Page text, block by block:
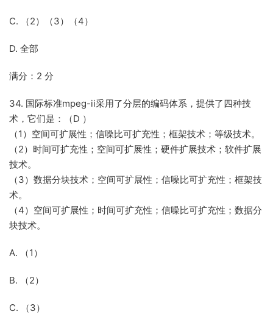
C. （2）（3）（4）
D. 全部
满分：2 分
34. 国际标准mpeg-ii采用了分层的编码体系，提供了四种技
术，它们是：（D ）
（1）空间可扩展性；信噪比可扩充性；框架技术；等级技术。
（2）时间可扩充性；空间可扩展性；硬件扩展技术；软件扩展
技术。
（3）数据分块技术；空间可扩展性；信噪比可扩充性；框架技
术。
（4）空间可扩展性；时间可扩充性；信噪比可扩充性；数据分
块技术。
A. （1）
B. （2）
C. （3）